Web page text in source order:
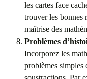
les cartes face
trouver les bonnes
maîtrise des
Problèmes
Incorporez les
problèmes simples